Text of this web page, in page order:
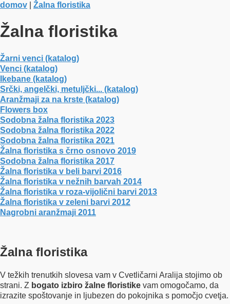
domov Žalna floristika
Žalna floristika
Žarni venci (katalog)
Venci (katalog)
Ikebane (katalog)
Srčki, angelčki, metuljčki... (katalog)
Aranžmaji za na krste (katalog)
Flowers box
Sodobna žalna floristika 2023
Sodobna žalna floristika 2022
Sodobna žalna floristika 2021
Žalna floristika s črno osnovo 2019
Sodobna žalna floristika 2017
Žalna floristika v beli barvi 2016
Žalna floristika v nežnih barvah 2014
Žalna floristika v roza-vijolični barvi 2013
Žalna floristika v zeleni barvi 2012
Nagrobni aranžmaji 2011
Žalna floristika
V težkih trenutkih slovesa vam v Cvetličarni Aralija stojimo ob
strani. Z bogato izbiro žalne floristike vam omogočamo, da
izrazite spoštovanje in ljubezen do pokojnika s pomočjo cvetja.